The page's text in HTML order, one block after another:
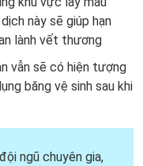
này sẽ giúp hạn
lành vết thương
vẫn sẽ có hiện tượng
băng vệ sinh sau khi
ngũ chuyên gia,